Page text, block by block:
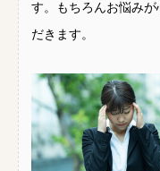
す。もちろんお悩み
だきます。